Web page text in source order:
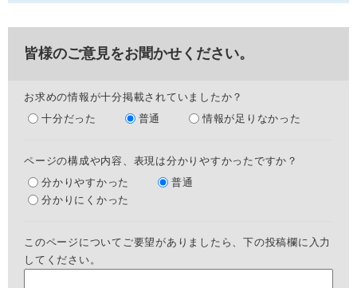
皆様のご意見をお聞かせください。
お求めの情報が十分掲載されていましたか？
十分だった
普通 情報が足りなかった
ページの構成や内容、表現は分かりやすかったですか？
分かりやすかった
普通
分かりにくかった
このページについてご要望がありましたら、下の投稿欄に入力
してください。